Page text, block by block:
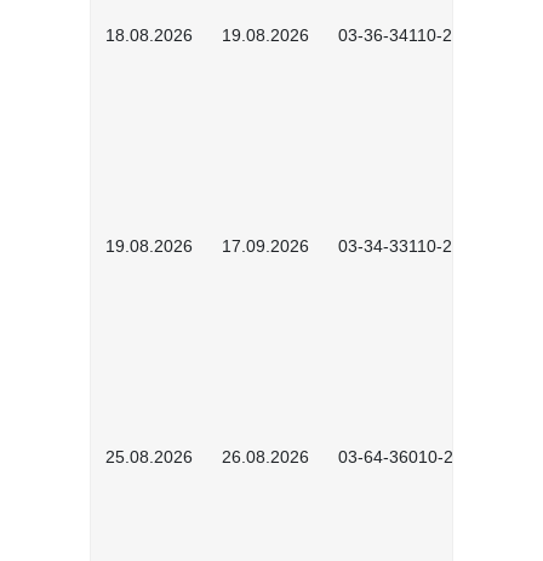
18.08.2026 19.08.2026 03-36-34110-2601
19.08.2026 17.09.2026 03-34-33110-2605
25.08.2026 26.08.2026 03-64-36010-2601